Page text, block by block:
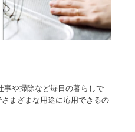
事や掃除など毎日の暮らしで
さまざまな用途に応用できるの